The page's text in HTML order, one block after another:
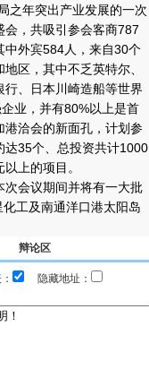
之年突出产业发展的一次
会，共吸引参会客商787
中外宾584人，来自30个
地区，其中不乏英特尔、
行、日本川崎造船等世界
业，并有80%以上是首
港洽会的新面孔，计划参
达35个、总投资共计1000
以上的项目。
会议期间并将有一大批
工及南通洋口港太阳岛
辩论区
隐藏地址：